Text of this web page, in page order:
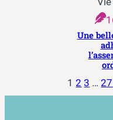
Une
1 2 3 … 27